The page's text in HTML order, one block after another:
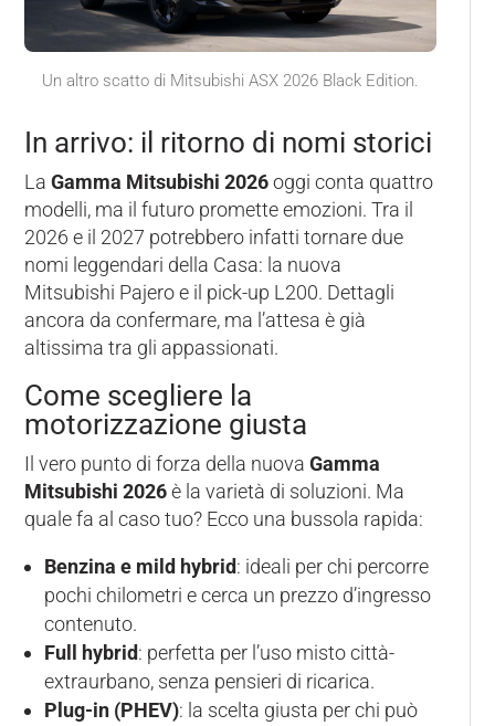
Un altro scatto di Mitsubishi ASX 2026 Black Edition.
In arrivo: il ritorno di nomi storici
LaGamma Mitsubishi 2026oggi conta quattro
modelli, ma il futuro promette emozioni. Tra il
2026 e il 2027 potrebbero infatti tornare due
nomi leggendari della Casa: la nuova
Mitsubishi Pajero e il pick-up L200. Dettagli
ancora da confermare, ma l’attesa è già
altissima tra gli appassionati.
Come scegliere la
motorizzazione giusta
Il vero punto di forza della nuovaGamma
Mitsubishi 2026è la varietà di soluzioni. Ma
quale fa al caso tuo? Ecco una bussola rapida:
Benzina e mild hybrid: ideali per chi percorre
pochi chilometri e cerca un prezzo d’ingresso
contenuto.
Full hybrid: perfetta per l’uso misto città-
extraurbano, senza pensieri di ricarica.
Plug-in (PHEV): la scelta giusta per chi può